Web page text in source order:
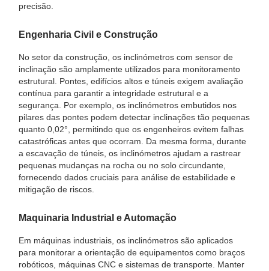
precisão.
Engenharia Civil e Construção
No setor da construção, os inclinómetros com sensor de
inclinação são amplamente utilizados para monitoramento
estrutural. Pontes, edifícios altos e túneis exigem avaliação
contínua para garantir a integridade estrutural e a
segurança. Por exemplo, os inclinómetros embutidos nos
pilares das pontes podem detectar inclinações tão pequenas
quanto 0,02°, permitindo que os engenheiros evitem falhas
catastróficas antes que ocorram. Da mesma forma, durante
a escavação de túneis, os inclinómetros ajudam a rastrear
pequenas mudanças na rocha ou no solo circundante,
fornecendo dados cruciais para análise de estabilidade e
mitigação de riscos.
Maquinaria Industrial e Automação
Em máquinas industriais, os inclinómetros são aplicados
para monitorar a orientação de equipamentos como braços
robóticos, máquinas CNC e sistemas de transporte. Manter